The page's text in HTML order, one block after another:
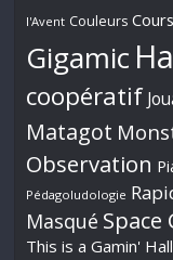
l'Avent Couleurs
Gigamic
coopératif
Matagot
Observation
Pédagoludologie
Masqué Space
This is a Gamin'